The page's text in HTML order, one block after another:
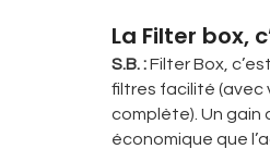
La Filter box,
S.B. :Filter Box,
filtres facilité (avec
complète). Un gain
économique que